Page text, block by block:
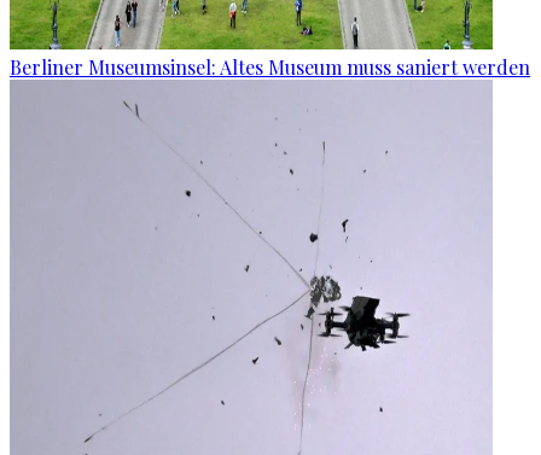
Berliner Museumsinsel: Altes Museum muss saniert werden